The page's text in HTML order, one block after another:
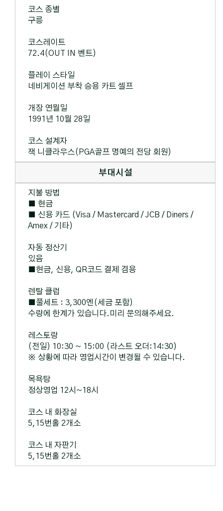
코스 종별
구릉
코스레이트
72.4(OUT IN 벤트)
플레이 스타일
네비게이션 부착 승용 카트 셀프
개장 연월일
1991년 10월 28일
코스 설계자
잭 니클라우스(PGA골프 명예의 전당 회원)
부대시설
지불 방법
■ 현금
■ 신용 카드 (Visa / Mastercard / JCB / Diners /
Amex / 기타)
자동 정산기
있음
■현금, 신용, QR코드 결제 겸용
렌탈 클럽
■풀세트 : 3,300엔(세금 포함)
수량에 한계가 있습니다.미리 문의해주세요.
레스토랑
(전일) 10:30 ~ 15:00 (라스트 오더:14:30)
※ 상황에 따라 영업시간이 변경될 수 있습니다.
목욕탕
정상영업 12시~18시
코스 내 화장실
5,15번홀 2개소
코스 내 자판기
5,15번홀 2개소